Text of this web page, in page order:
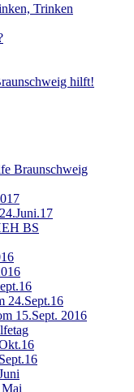
Trinken
hilft!
Braunschweig
BS
24.Sept.16
15.Sept. 2016